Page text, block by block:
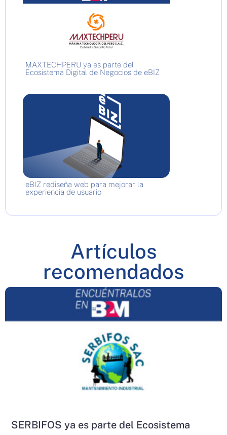
MAXTECHPERU ya es parte del
Ecosistema Digital de Negocios de eBIZ
eBIZ rediseña web para mejorar la
experiencia de usuario
Artículos
recomendados
SERBIFOS ya es parte del Ecosistema